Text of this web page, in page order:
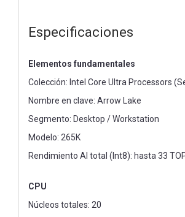
Especificaciones
Elementos fundamentales
Colección: Intel Core Ultra Processors
Nombre en clave: Arrow Lake
Segmento: Desktop / Workstation
Modelo: 265K
Rendimiento AI total (Int8): hasta 33
CPU
Núcleos totales: 20